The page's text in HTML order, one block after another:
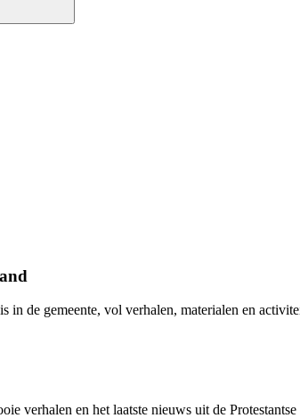
in de gemeente, vol verhalen, materialen en
verhalen en het laatste nieuws uit de